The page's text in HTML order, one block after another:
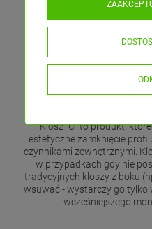
Klosz "C" to produkt,
estetyczne zamknięcie
czynnikami zewnętrznymi.
w przypadkach gdy nie
tradycyjnych kloszy z boku
wsuwać - wystarczy go tylko
wcześniejszego